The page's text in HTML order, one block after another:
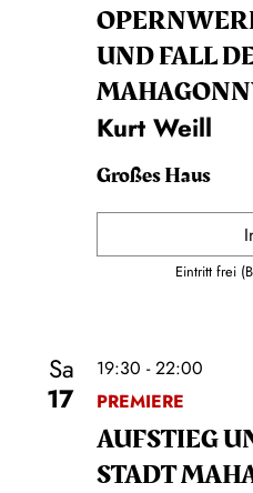
UND FALL
Kurt Weill
Großes Haus
Eintritt frei
Sa
17
19:30 - 22:00
PREMIERE
AUFSTIEG
STADT